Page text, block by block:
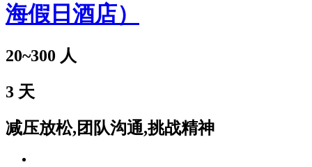
海假日酒店）
20~300 人
3 天
减压放松,团队沟通,挑战精神